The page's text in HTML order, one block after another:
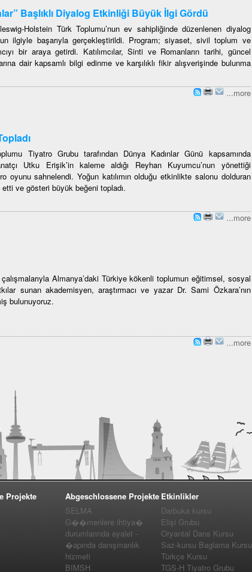
Başlıklı Diyalog Etkinliği Büyük İlgi Gördü
Holstein Türk Toplumu’nun ev sahipliğinde düzenlenen diyalog
ilgiyle başarıyla gerçekleştirildi. Program; siyaset, sivil toplum ve
bir araya getirdi. Katılımcılar, Sinti ve Romanların tarihi, güncel
dair kapsamlı bilgi edinme ve karşılıklı fikir alışverişinde bulunma
...more
Tiyatro Grubu tarafından Dünya Kadınlar Günü kapsamında
Utku Erişik’in kaleme aldığı Reyhan Kuyumcu’nun yönettiği
oyunu sahnelendi. Yoğun katılımın olduğu etkinlikte salonu dolduran
ve gösteri büyük beğeni topladı.
...more
çalışmalarıyla Almanya’daki Türkiye kökenli toplumun eğitimsel, sosyal
sunan akademisyen, araştırmacı ve yazar Dr. Sami Özkara’nın
bulunuyoruz.
...more
Projekte
Abgeschlossene Projekte
SELMA
G��menlere ihtiya�
durumlarında eyalet -
�apında danışmanlık
hizmeti
BIMSH
Etkinlikler
Darbuka kursu
Elişi Grubu
Oryantal Dans Kursu
Saz-kursu Baglama Kursu
Türkçe Kursu
TGS-H Tiyatro Grubu